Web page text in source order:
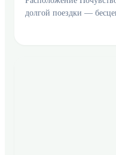
долгой поездки —
Иверия»